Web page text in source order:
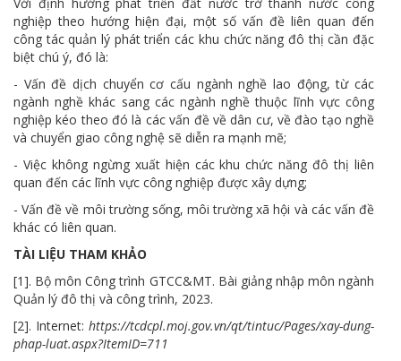
nghiệp theo hướng hiện đại, một số vấn đề liên quan đến
công tác quản lý phát triển các khu chức năng đô thị cần đặc
biệt chú ý, đó là:
- Vấn đề dịch chuyển cơ cấu ngành nghề lao động, từ các
ngành nghề khác sang các ngành nghề thuộc lĩnh vực công
nghiệp kéo theo đó là các vấn đề về dân cư, về đào tạo nghề
và chuyển giao công nghệ sẽ diễn ra mạnh mẽ;
- Việc không ngừng xuất hiện các khu chức năng đô thị liên
quan đến các lĩnh vực công nghiệp được xây dựng;
- Vấn đề về môi trường sống, môi trường xã hội và các vấn đề
khác có liên quan.
TÀI LIỆU THAM KHẢO
[1]. Bộ môn Công trình GTCC&MT. Bài giảng nhập môn ngành
Quản lý đô thị và công trình, 2023.
[2]. Internet: https://tcdcpl.moj.gov.vn/qt/tintuc/Pages/xay-dung-
phap-luat.aspx?ItemID=711